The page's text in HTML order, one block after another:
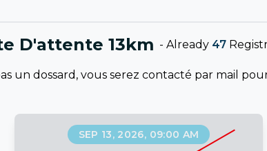
D'attente 13km - Already 47
un dossard, vous serez contacté par mail
SEP 13, 2026, 09:00 AM